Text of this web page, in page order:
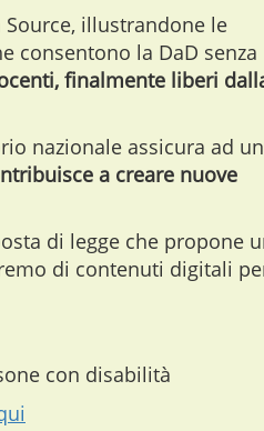
illustrandone le
consentono la DaD senza
finalmente liberi
nazionale assicura ad
a creare nuove
di legge che propone
di contenuti digitali
con disabilità